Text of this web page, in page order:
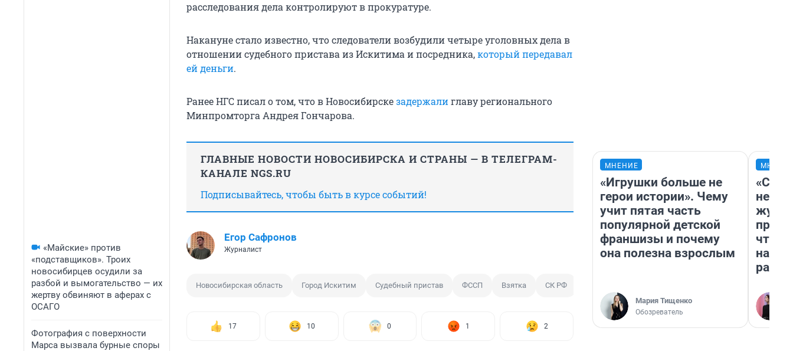
«Майские» против
«подставщиков». Троих
новосибирцев осудили за
разбой и вымогательство — их
жертву обвиняют в аферах с
ОСАГО
Фотография с поверхности
Марса вызвала бурные споры
расследования дела контролируют в прокуратуре.
Накануне стало известно, что следователи возбудили четыре уголовных дела в
отношении судебного пристава из Искитима и посредника,который передавал
ей деньги.
Ранее НГС писал о том, что в Новосибирскезадержалиглаву регионального
Минпромторга Андрея Гончарова.
ГЛАВНЫЕ НОВОСТИ НОВОСИБИРСКА И СТРАНЫ — В ТЕЛЕГРАМ-
КАНАЛЕ NGS.RU
Подписывайтесь, чтобы быть в курсе событий!
Егор Сафронов
Журналист
Новосибирская область Город Искитим Судебный пристав ФССП Взятка СК РФ
17 10 0 1 2
МНЕНИЕ
«Игрушки больше не
герои истории». Чему
учит пятая часть
популярной детской
франшизы и почему
она полезна взрослым
Мария Тищенко
Обозреватель
на
ради